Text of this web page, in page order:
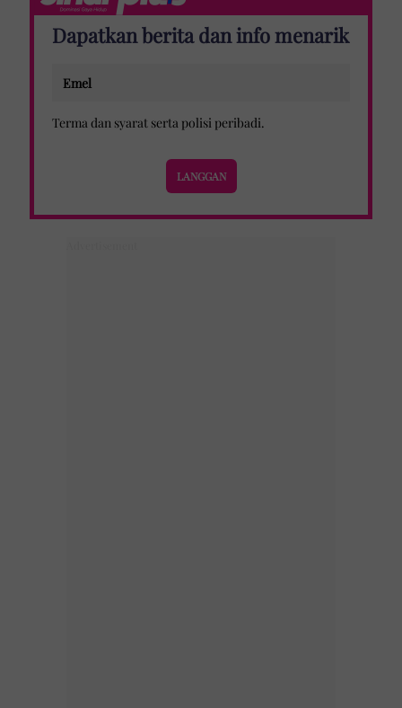
Dapatkan berita dan info menarik
Terma dan syarat serta polisi peribadi.